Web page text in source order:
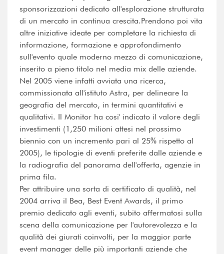
sponsorizzazioni dedicato all'esplorazione strutturata
di un mercato in continua crescita.Prendono poi vita
altre iniziative ideate per completare la richiesta di
informazione, formazione e approfondimento
sull'evento quale moderno mezzo di comunicazione,
inserito a pieno titolo nel media mix delle aziende.
Nel 2005 viene infatti avviata una ricerca,
commissionata all'istituto Astra, per delineare la
geografia del mercato, in termini quantitativi e
qualitativi. Il Monitor ha cosi' indicato il valore degli
investimenti (1,250 milioni attesi nel prossimo
biennio con un incremento pari al 25% rispetto al
2005), le tipologie di eventi preferite dalle aziende e
la radiografia del panorama dell'offerta, agenzie in
prima fila.
Per attribuire una sorta di certificato di qualità, nel
2004 arriva il Bea, Best Event Awards, il primo
premio dedicato agli eventi, subito affermatosi sulla
scena della comunicazione per l'autorevolezza e la
qualità dei giurati coinvolti, per la maggior parte
event manager delle più importanti aziende che